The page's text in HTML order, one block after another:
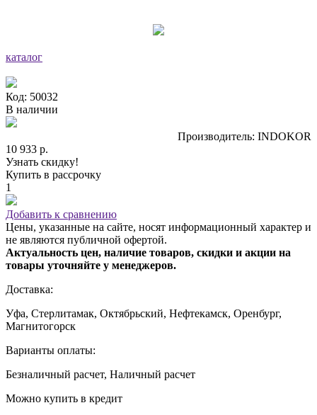
каталог
Код: 50032
В наличии
Производитель: INDOKOR
10 933 р.
Узнать скидку!
Купить в рассрочку
1
Добавить к сравнению
Цены, указанные на сайте, носят информационный характер и
не являются публичной офертой.
Актуальность цен, наличие товаров, скидки и акции на
товары уточняйте у менеджеров.
Доставка:
Уфа, Стерлитамак, Октябрьский, Нефтекамск, Оренбург,
Магнитогорск
Варианты оплаты:
Безналичный расчет, Наличный расчет
Можно купить в кредит